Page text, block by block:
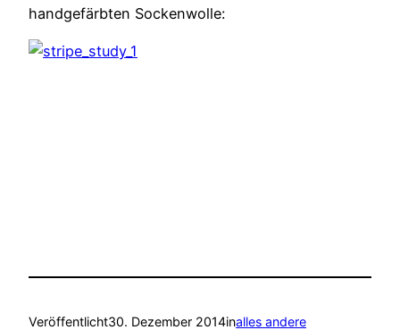
handgefärbten Sockenwolle:
Veröffentlicht30. Dezember 2014inalles andere